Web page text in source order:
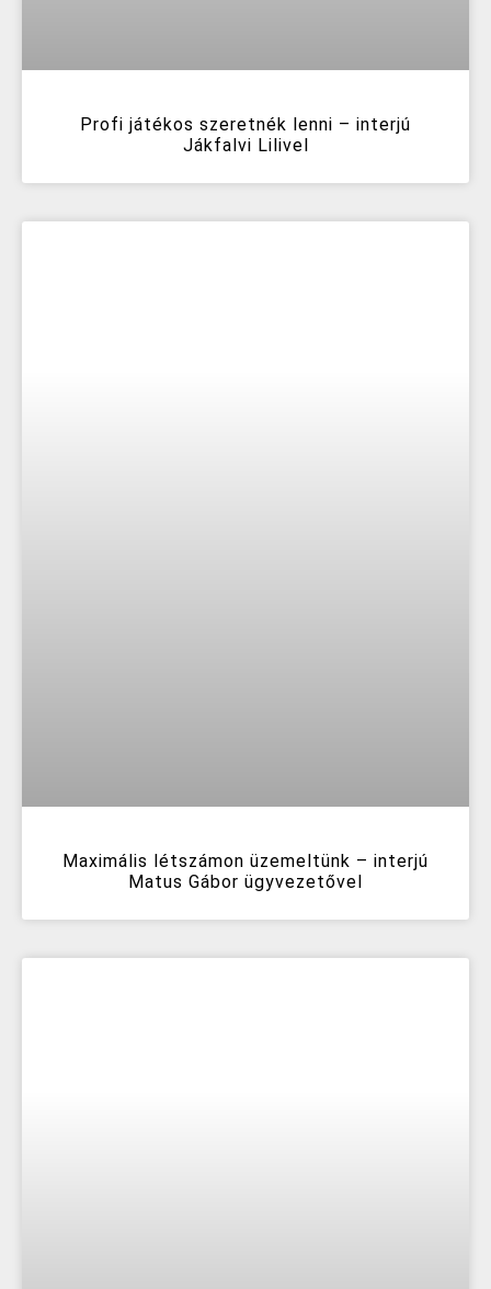
Profi játékos szeretnék lenni – interjú
Jákfalvi Lilivel
Maximális létszámon üzemeltünk – interjú
Matus Gábor ügyvezetővel